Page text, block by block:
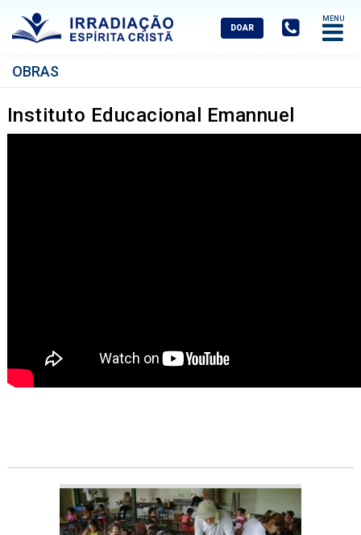
Abrir
Menu
OBRAS
Instituto Educacional Emannuel